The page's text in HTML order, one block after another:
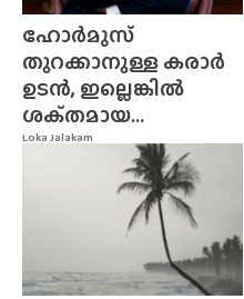
Loka Jalakam
ഹോർമുസ്
തുറക്കാനുള്ള കരാർ
ഉടൻ, ഇല്ലെങ്കിൽ
ശക്‌തമായ...